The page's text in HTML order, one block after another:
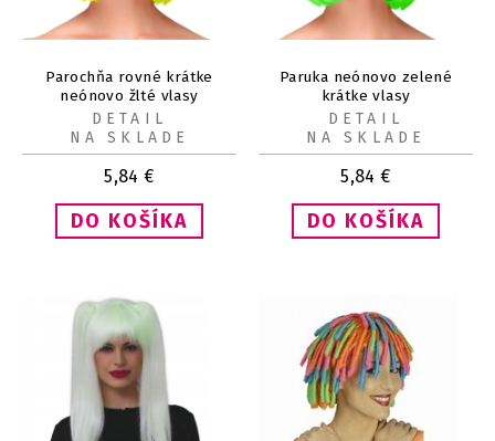
Parochňa rovné krátke
neónovo žlté vlasy
5,84 €
DETAIL
NA SKLADE
Paruka neónovo zelené
krátke vlasy
5,84 €
DETAIL
NA SKLADE